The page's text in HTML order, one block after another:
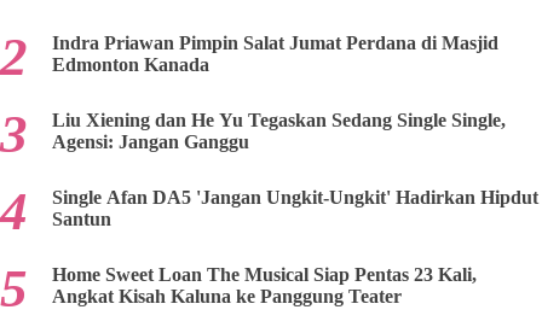
Indra Priawan Pimpin Salat Jumat Perdana di Masjid
Edmonton Kanada
Liu Xiening dan He Yu Tegaskan Sedang Single Single,
Agensi: Jangan Ganggu
Single Afan DA5 'Jangan Ungkit-Ungkit' Hadirkan Hipdut
Santun
Home Sweet Loan The Musical Siap Pentas 23 Kali,
Angkat Kisah Kaluna ke Panggung Teater